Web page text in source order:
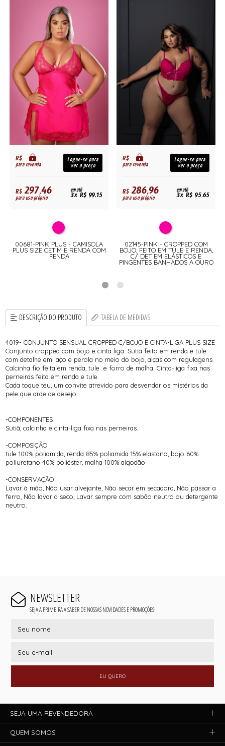
R$
para revenda
Logue-se para
ver o preço
R$297,46
para uso próprio
em até
3x R$ 99,15
00681-PINK PLUS - CAMISOLA
PLUS SIZE CETIM E RENDA COM
FENDA
R$
para revenda
Logue-se para
ver o preço
R$286,96
para uso próprio
em até
3x R$ 95,65
02145-PINK - CROPPED COM
BOJO, FEITO EM TULE E RENDA,
C/ DET EM ELÁSTICOS E
PINGENTES BANHADOS A OURO
DESCRIÇÃO DO PRODUTO TABELA DE MEDIDAS
4019- CONJUNTO SENSUAL CROPPED C/BOJO E CINTA-LIGA PLUS SIZE
Conjunto cropped com bojo e cinta liga. Sutiã feito em renda e tule
com detalhe em laço e perola no meio do bojo, alças com regulagens.
Calcinha fio feita em renda, tule e forro de malha. Cinta-liga fixa nas
perneiras feita em renda e tule.
Cada toque teu, um convite atrevido para desvendar os mistérios da
pele que arde de desejo.
-COMPONENTES
Sutiã, calcinha e cinta-liga fixa nas perneiras.
-COMPOSIÇÃO
tule 100% poliamida, renda 85% poliamida 15% elastano, bojo 60%
poliuretano 40% poliéster, malha 100% algodão
-CONSERVAÇÃO
Lavar à mão, Não usar alvejante, Não secar em secadora, Não passar a
ferro, Não lavar a seco, Lavar sempre com sabão neutro ou detergente
neutro.
NEWSLETTER
SEJA A PRIMEIRA A SABER DE NOSSAS NOVIDADES E PROMOÇÕES!
EU QUERO
SEJA UMA REVENDEDORA
QUEM SOMOS